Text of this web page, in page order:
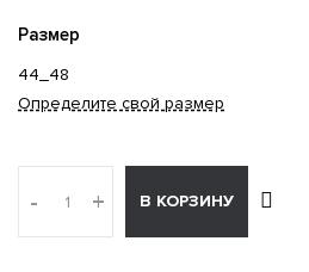
Размер
44_48
Определите свой размер
- + В КОРЗИНУ